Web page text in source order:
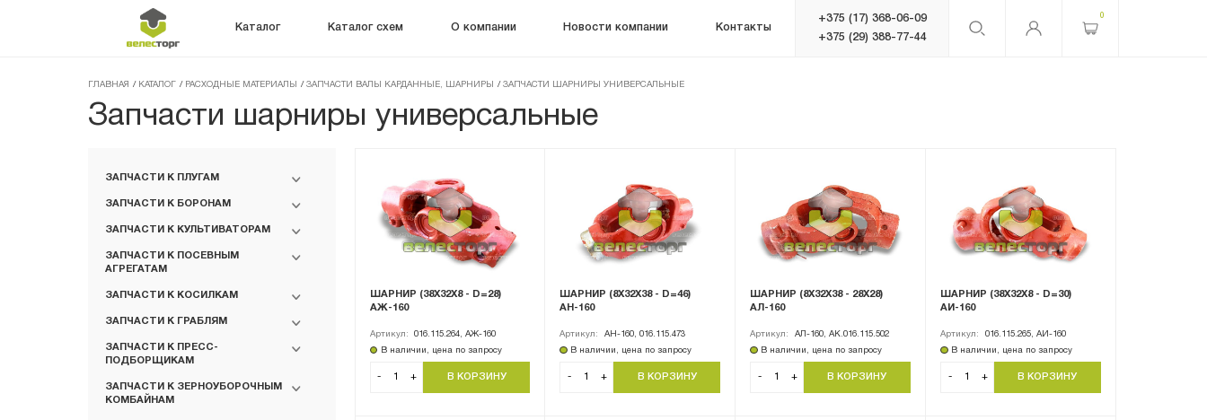
Каталог Каталог схем О компании Новости компании Контакты
+375 (17) 368-06-09
+375 (29) 388-77-44
0
ГЛАВНАЯ / КАТАЛОГ / РАСХОДНЫЕ МАТЕРИАЛЫ / ЗАПЧАСТИ ВАЛЫ КАРДАННЫЕ, ШАРНИРЫ / ЗАПЧАСТИ ШАРНИРЫ УНИВЕРСАЛЬНЫЕ
Запчасти шарниры универсальные
ЗАПЧАСТИ К ПЛУГАМ
ЗАПЧАСТИ К БОРОНАМ
ЗАПЧАСТИ К КУЛЬТИВАТОРАМ
ЗАПЧАСТИ К ПОСЕВНЫМ
АГРЕГАТАМ
ЗАПЧАСТИ К КОСИЛКАМ
ЗАПЧАСТИ К ГРАБЛЯМ
ЗАПЧАСТИ К ПРЕСС-
ПОДБОРЩИКАМ
ЗАПЧАСТИ К ЗЕРНОУБОРОЧНЫМ
КОМБАЙНАМ
ШАРНИР (38Х32Х8 - D=28)
АЖ-160
Артикул:
016.115.264, АЖ-160
В наличии, цена по запросу
- +
ШАРНИР (8Х32Х38 - D=46)
АН-160
Артикул:
АН-160, 016.115.473
В наличии, цена по запросу
- +
ШАРНИР (8Х32Х38 - 28X28)
АЛ-160
Артикул:
АЛ-160, АК.016.115.502
В наличии, цена по запросу
- +
ШАРНИР (38Х32Х8 - D=30)
АИ-160
Артикул:
016.115.265, АИ-160
В наличии, цена по запросу
- +